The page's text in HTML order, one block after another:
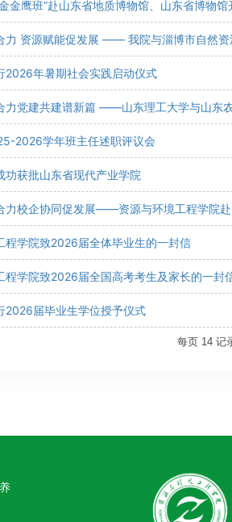
金鹰班”赴山东省地质博物馆、山东省博物馆
力 资源赋能促发展 —— 我院与淄博市自然资
2026年暑期社会实践启动仪式
力党建共建谱新篇 ——山东理工大学与山东
2026学年班主任述职评议会
功获批山东省现代产业学院
力校企协同促发展——资源与环境工程学院
程学院致2026届全体毕业生的一封信
程学院致2026届全国高考考生及家长的一封
2026届毕业生学位授予仪式
每页 14 记